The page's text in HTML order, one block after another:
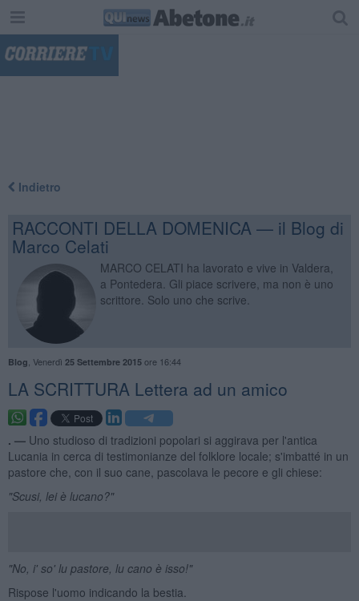
Indietro
RACCONTI DELLA DOMENICA — il Blog di
Marco Celati
MARCO CELATI ha lavorato e vive in Valdera,
a Pontedera. Gli piace scrivere, ma non è uno
scrittore. Solo uno che scrive.
Blog Venerdì 25 Settembre 2015ore 16:44
​LA SCRITTURA Lettera ad un amico
. — Uno studioso di tradizioni popolari si aggirava per l'antica
Lucania in cerca di testimonianze del folklore locale; s'imbatté in un
pastore che, con il suo cane, pascolava le pecore e gli chiese:
"Scusi, lei è lucano?"
"No, i' so' lu pastore, lu cano è isso!"
Rispose l'uomo indicando la bestia.